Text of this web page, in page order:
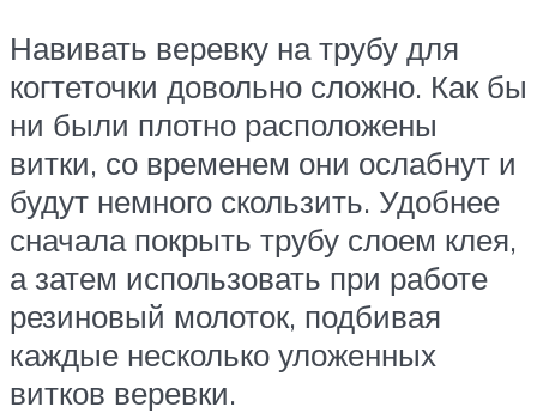
Навивать веревку на трубу для
когтеточки довольно сложно. Как бы
ни были плотно расположены
витки, со временем они ослабнут и
будут немного скользить. Удобнее
сначала покрыть трубу слоем клея,
а затем использовать при работе
резиновый молоток, подбивая
каждые несколько уложенных
витков веревки.